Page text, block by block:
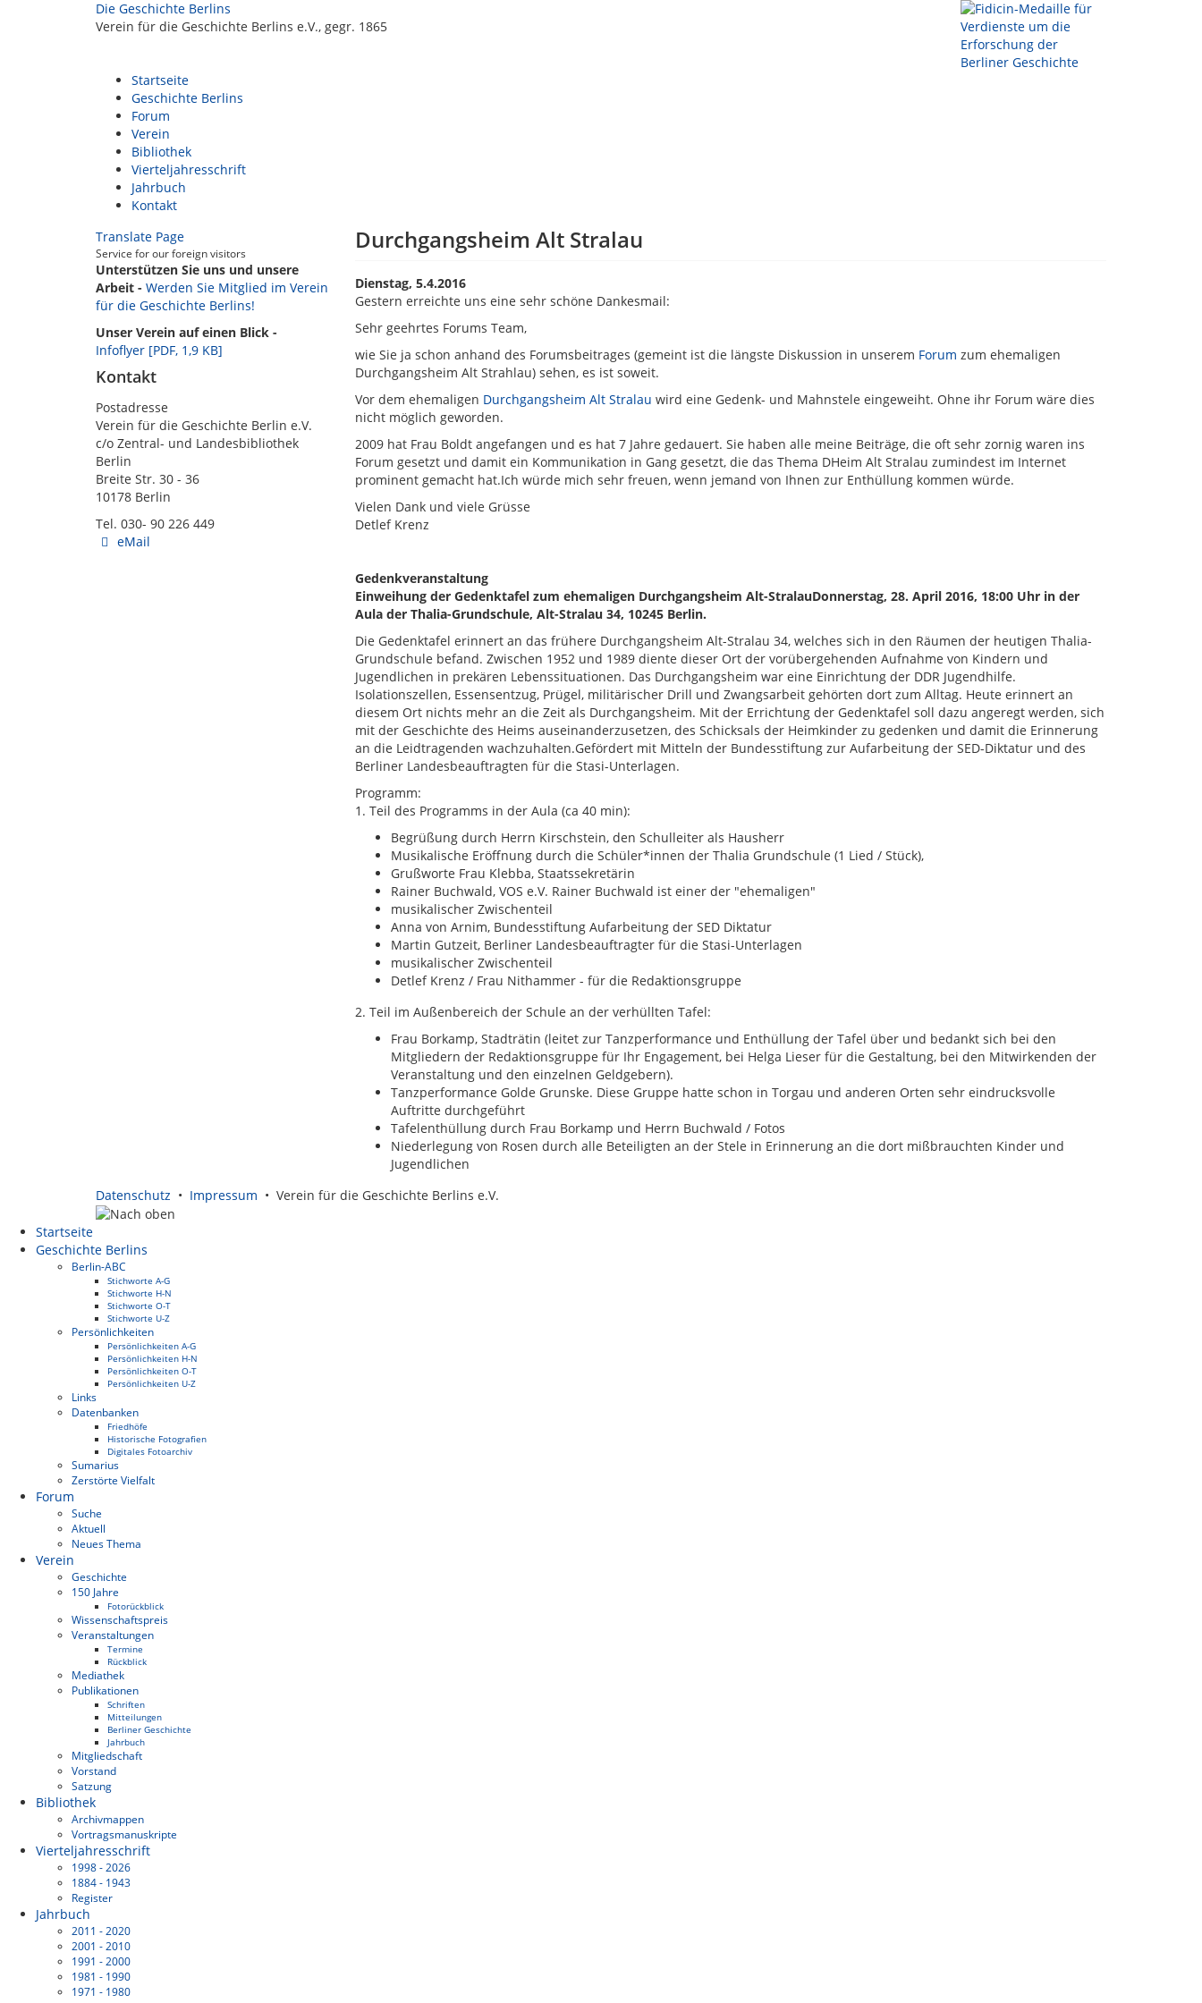
Die Geschichte Berlins
Verein für die Geschichte Berlins e.V., gegr. 1865
Startseite
Geschichte Berlins
Forum
Verein
Bibliothek
Vierteljahresschrift
Jahrbuch
Kontakt
Translate Page
Service for our foreign visitors
Unterstützen Sie uns und unsere
Arbeit - Werden Sie Mitglied im Verein
für die Geschichte Berlins!
Unser Verein auf einen Blick -
Infoflyer [PDF, 1,9 KB]
Kontakt
Postadresse
Verein für die Geschichte Berlin e.V.
c/o Zentral- und Landesbibliothek
Berlin
Breite Str. 30 - 36
10178 Berlin
Tel. 030- 90 226 449
eMail
Durchgangsheim Alt Stralau
Dienstag, 5.4.2016
Gestern erreichte uns eine sehr schöne Dankesmail:
Sehr geehrtes Forums Team,
wie Sie ja schon anhand des Forumsbeitrages (gemeint ist die längste Diskussion in unserem Forum zum ehemaligen
Durchgangsheim Alt Strahlau) sehen, es ist soweit.
Vor dem ehemaligen Durchgangsheim Alt Stralau wird eine Gedenk- und Mahnstele eingeweiht. Ohne ihr Forum wäre dies
nicht möglich geworden.
2009 hat Frau Boldt angefangen und es hat 7 Jahre gedauert. Sie haben alle meine Beiträge, die oft sehr zornig waren ins
Forum gesetzt und damit ein Kommunikation in Gang gesetzt, die das Thema DHeim Alt Stralau zumindest im Internet
prominent gemacht hat.Ich würde mich sehr freuen, wenn jemand von Ihnen zur Enthüllung kommen würde.
Vielen Dank und viele Grüsse
Detlef Krenz
Gedenkveranstaltung
Einweihung der Gedenktafel zum ehemaligen Durchgangsheim Alt-StralauDonnerstag, 28. April 2016, 18:00 Uhr in der
Aula der Thalia-Grundschule, Alt-Stralau 34, 10245 Berlin.
Die Gedenktafel erinnert an das frühere Durchgangsheim Alt-Stralau 34, welches sich in den Räumen der heutigen Thalia-
Grundschule befand. Zwischen 1952 und 1989 diente dieser Ort der vorübergehenden Aufnahme von Kindern und
Jugendlichen in prekären Lebenssituationen. Das Durchgangsheim war eine Einrichtung der DDR Jugendhilfe.
Isolationszellen, Essensentzug, Prügel, militärischer Drill und Zwangsarbeit gehörten dort zum Alltag. Heute erinnert an
diesem Ort nichts mehr an die Zeit als Durchgangsheim. Mit der Errichtung der Gedenktafel soll dazu angeregt werden, sich
mit der Geschichte des Heims auseinanderzusetzen, des Schicksals der Heimkinder zu gedenken und damit die Erinnerung
an die Leidtragenden wachzuhalten.Gefördert mit Mitteln der Bundesstiftung zur Aufarbeitung der SED-Diktatur und des
Berliner Landesbeauftragten für die Stasi-Unterlagen.
Programm:
1. Teil des Programms in der Aula (ca 40 min):
Begrüßung durch Herrn Kirschstein, den Schulleiter als Hausherr
Musikalische Eröffnung durch die Schüler*innen der Thalia Grundschule (1 Lied / Stück),
Grußworte Frau Klebba, Staatssekretärin
Rainer Buchwald, VOS e.V. Rainer Buchwald ist einer der "ehemaligen"
musikalischer Zwischenteil
Anna von Arnim, Bundesstiftung Aufarbeitung der SED Diktatur
Martin Gutzeit, Berliner Landesbeauftragter für die Stasi-Unterlagen
musikalischer Zwischenteil
Detlef Krenz / Frau Nithammer - für die Redaktionsgruppe
2. Teil im Außenbereich der Schule an der verhüllten Tafel:
Frau Borkamp, Stadträtin (leitet zur Tanzperformance und Enthüllung der Tafel über und bedankt sich bei den
Mitgliedern der Redaktionsgruppe für Ihr Engagement, bei Helga Lieser für die Gestaltung, bei den Mitwirkenden der
Veranstaltung und den einzelnen Geldgebern).
Tanzperformance Golde Grunske. Diese Gruppe hatte schon in Torgau und anderen Orten sehr eindrucksvolle
Auftritte durchgeführt
Tafelenthüllung durch Frau Borkamp und Herrn Buchwald / Fotos
Niederlegung von Rosen durch alle Beteiligten an der Stele in Erinnerung an die dort mißbrauchten Kinder und
Jugendlichen
Datenschutz • Impressum • Verein für die Geschichte Berlins e.V.
Startseite
Geschichte Berlins
Berlin-ABC
Stichworte A-G
Stichworte H-N
Stichworte O-T
Stichworte U-Z
Persönlichkeiten
Persönlichkeiten A-G
Persönlichkeiten H-N
Persönlichkeiten O-T
Persönlichkeiten U-Z
Links
Datenbanken
Friedhöfe
Historische Fotografien
Digitales Fotoarchiv
Sumarius
Zerstörte Vielfalt
Forum
Suche
Aktuell
Neues Thema
Verein
Geschichte
150 Jahre
Fotorückblick
Wissenschaftspreis
Veranstaltungen
Termine
Rückblick
Mediathek
Publikationen
Schriften
Mitteilungen
Berliner Geschichte
Jahrbuch
Mitgliedschaft
Vorstand
Satzung
Bibliothek
Archivmappen
Vortragsmanuskripte
Vierteljahresschrift
1998 - 2026
1884 - 1943
Register
Jahrbuch
2011 - 2020
2001 - 2010
1991 - 2000
1981 - 1990
1971 - 1980